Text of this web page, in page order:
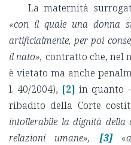
La maternità
«con il quale una donna
artificialmente, per poi
il nato», contratto che, nel
è vietato ma anche
l. 40/2004), [2] in quanto
ribadito della Corte
intollerabile la dignità
relazioni umane»,
[3] «